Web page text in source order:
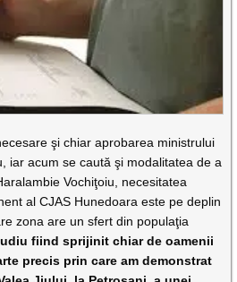
şi chiar aprobarea ministrului
iar acum se caută şi modalitatea de a
Vochiţoiu, necesitatea
al CJAS Hunedoara este pe deplin
zona are un sfert din populaţia
fiind sprijinit chiar de oamenii
precis prin care am demonstrat